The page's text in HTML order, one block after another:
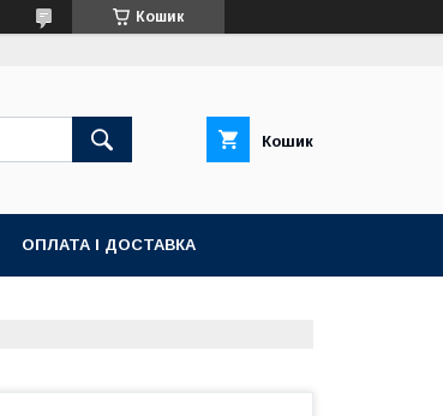
Кошик
Кошик
ОПЛАТА І ДОСТАВКА